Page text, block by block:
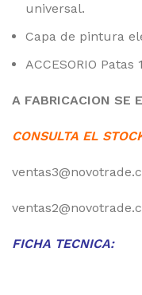
universal.
Capa de pintura
ACCESORIO Patas
A FABRICACION SE
CONSULTA EL
FICHA TECNICA: